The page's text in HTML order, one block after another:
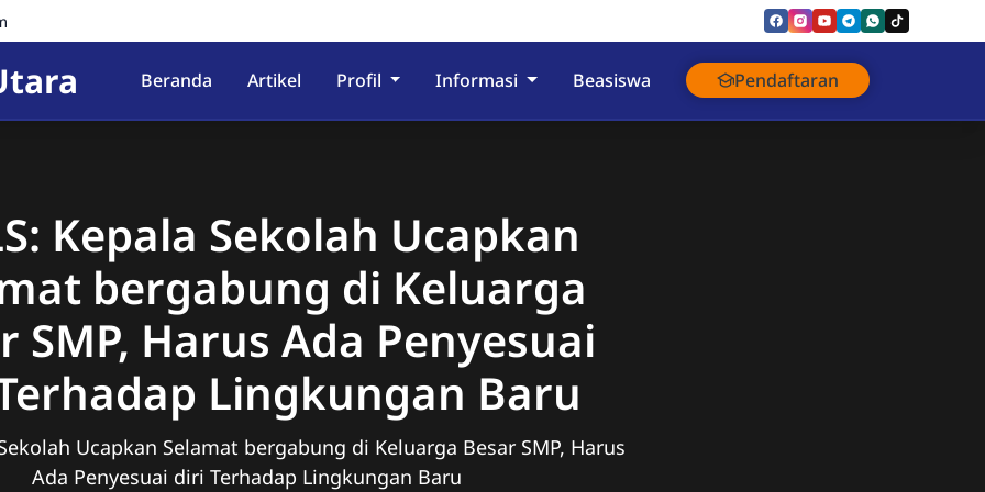
Beranda Artikel Profil Informasi Beasiswa Pendaftaran
Kepala Sekolah Ucapkan
bergabung di Keluarga
SMP, Harus Ada Penyesuai
Lingkungan Baru
Ucapkan Selamat bergabung di Keluarga Besar SMP, Harus
Ada Penyesuai diri Terhadap Lingkungan Baru